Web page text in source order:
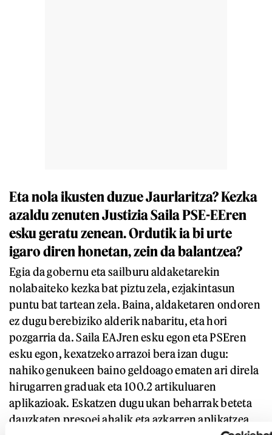
Eta nola ikusten duzue Jaurlaritza? Kezka
azaldu zenuten Justizia Saila PSE-EEren
esku geratu zenean. Ordutik ia bi urte
igaro diren honetan, zein da balantzea?
Egia da gobernu eta sailburu aldaketarekin
nolabaiteko kezka bat piztu zela, ezjakintasun
puntu bat tartean zela. Baina, aldaketaren ondoren
ez dugu berebiziko alderik nabaritu, eta hori
pozgarria da. Saila EAJren esku egon eta PSEren
esku egon, kexatzeko arrazoi bera izan dugu:
nahiko genukeen baino geldoago ematen ari direla
hirugarren graduak eta 100.2 artikuluaren
aplikazioak. Eskatzen dugu ukan beharrak beteta
dauzkaten presoei ahalik eta azkarren aplikatzea